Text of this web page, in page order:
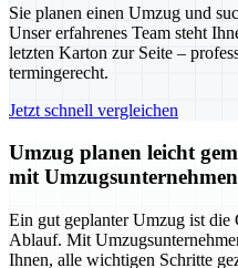
Sie planen einen Umzug und
Unser erfahrenes Team steht
letzten Karton zur Seite –
termingerecht.
Jetzt schnell vergleichen
Umzug planen leicht
mit
Ein gut geplanter Umzug ist die
Ablauf. Mit
Ihnen, alle wichtigen Schritte